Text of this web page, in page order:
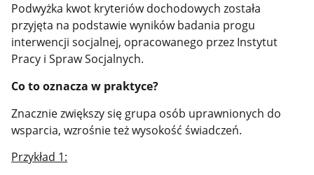
Podwyżka kwot kryteriów dochodowych została
przyjęta na podstawie wyników badania progu
interwencji socjalnej, opracowanego przez Instytut
Pracy i Spraw Socjalnych.
Co to oznacza w praktyce?
Znacznie zwiększy się grupa osób uprawnionych do
wsparcia, wzrośnie też wysokość świadczeń.
Przykład 1: